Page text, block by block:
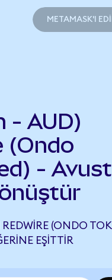
METAMASK'I
- AUD)
(Ondo
-
(ONDO
EŞITTIR